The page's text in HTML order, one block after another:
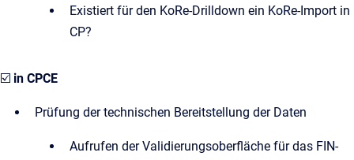
Existiert für den KoRe-Drilldown ein KoRe-Import in
CP?
☑️ in CPCE
Prüfung der technischen Bereitstellung der Daten
Aufrufen der Validierungsoberfläche für das FIN-